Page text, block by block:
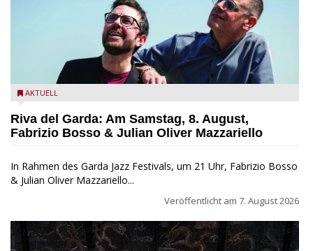
Fabrizio Bosso & Julian Oliver Mazzariello zu Gast beim Garda
AKTUELL
Riva del Garda: Am Samstag, 8. August,
Fabrizio Bosso & Julian Oliver Mazzariello
In Rahmen des Garda Jazz Festivals, um 21 Uhr, Fabrizio Bosso
& Julian Oliver Mazzariello...
Veröffentlicht am 7. August 2026